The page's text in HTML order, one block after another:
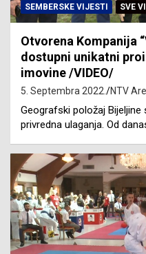
SEMBERSKE VIJESTI SVE
Otvorena Kompanija
dostupni unikatni
imovine /VIDEO/
5. Septembra 2022. NTV
Geografski položaj
privredna ulaganja. Od